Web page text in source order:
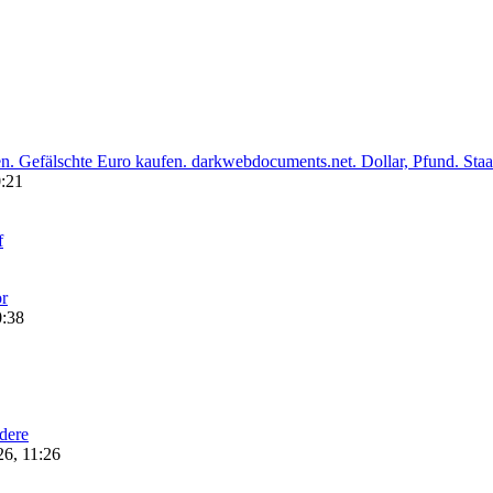
Gefälschte Euro kaufen. darkwebdocuments.net. Dollar, Pfund.
11:26